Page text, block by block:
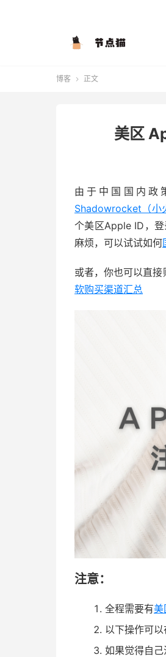
博客  正文
美区
由于中国国内政
Shadowrocket（小
个美区Apple ID，
麻烦，可以试试如何
或者，你也可以直接
软购买渠道汇总
注意：
全程需要有美
以下操作可以
如果觉得自己